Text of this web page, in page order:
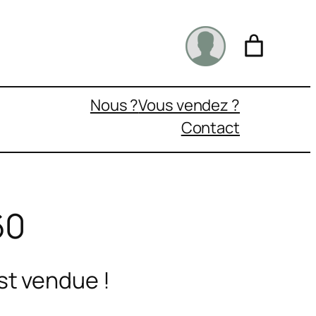
Nous ?Vous vendez ?
Contact
vendue !